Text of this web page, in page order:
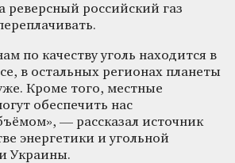
реверсный российский газ
по качеству уголь находится в
в остальных регионах планеты
Кроме того, местные
обеспечить нас
— рассказал источник
энергетики и угольной
Украины.